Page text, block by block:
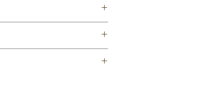
som kan gi unike fassonger
eller stryke merkene på
med borrelås både han og